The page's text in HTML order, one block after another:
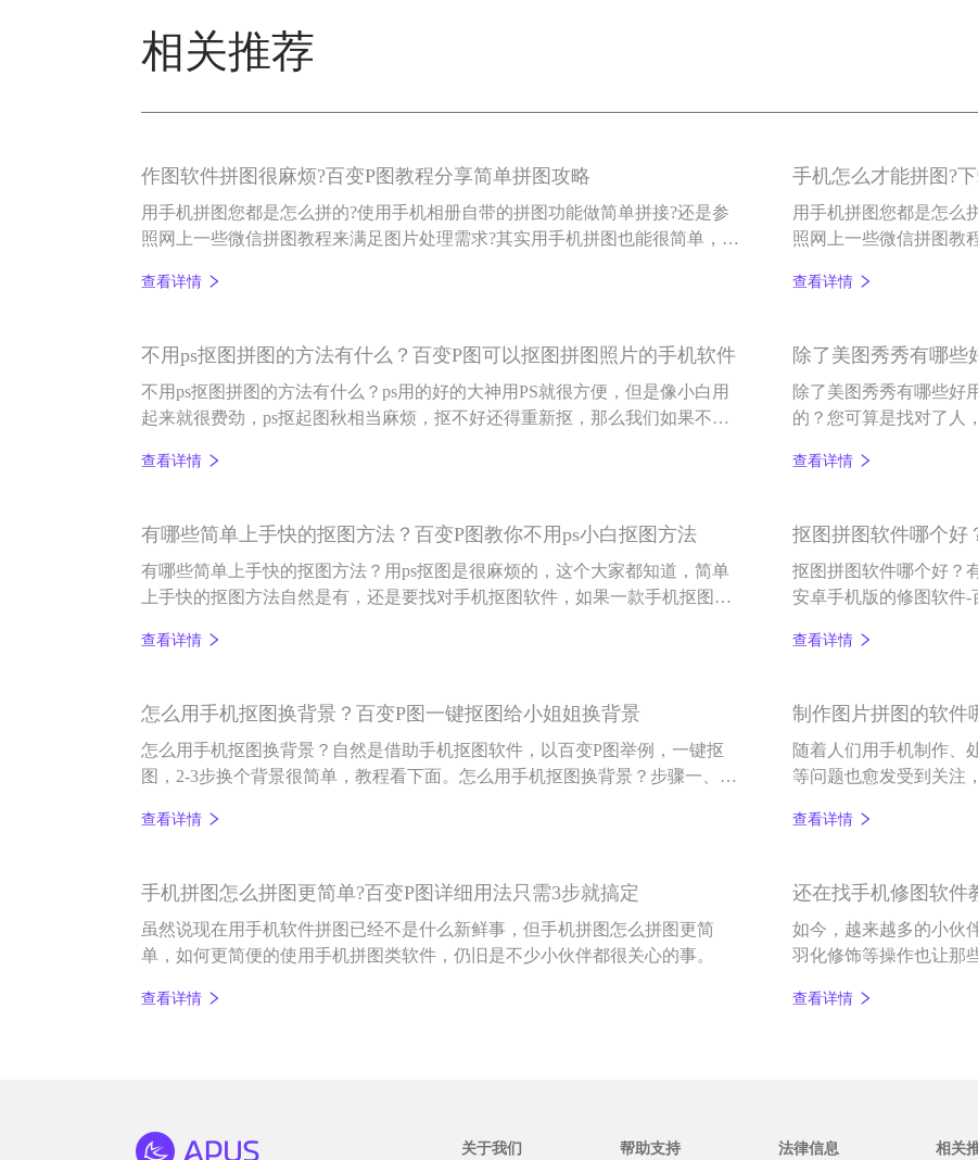
相关推荐
作图软件拼图很麻烦?百变P图教程分享简单拼图攻略
用手机拼图您都是怎么拼的?使用手机相册自带的拼图功能做简单拼接?还是参
照网上一些微信拼图教程来满足图片处理需求?其实用手机拼图也能很简单，下
查看详情
手机怎么才能拼图?
用手机拼图您都是怎么
照网上一些微信拼图教
查看详情
不用ps抠图拼图的方法有什么？百变P图可以抠图拼图照片的手机软件
不用ps抠图拼图的方法有什么？ps用的好的大神用PS就很方便，但是像小白用
起来就很费劲，ps抠起图秋相当麻烦，抠不好还得重新抠，那么我们如果不用p
图软件，一键可以抠图，如果是抠完图换背景，或者把手机照片拼在一起，它
查看详情
除了美图秀秀有哪些
除了美图秀秀有哪些好
的？您可算是找对了人
查看详情
有哪些简单上手快的抠图方法？百变P图教你不用ps小白抠图方法
有哪些简单上手快的抠图方法？用ps抠图是很麻烦的，这个大家都知道，简单
上手快的抠图方法自然是有，还是要找对手机抠图软件，如果一款手机抠图软
款图片编辑和AI智能抠图编辑软件，还具有一键抠图2-3步就可以换背景功能。
查看详情
抠图拼图软件哪个好
抠图拼图软件哪个好？
安卓手机版的修图软件-
起，无论您想要哪个功
查看详情
怎么用手机抠图换背景？百变P图一键抠图给小姐姐换背景
怎么用手机抠图换背景？自然是借助手机抠图软件，以百变P图举例，一键抠
图，2-3步换个背景很简单，教程看下面。怎么用手机抠图换背景？步骤一、首
像图片，选择打开即抠好图，如下图：
查看详情
制作图片拼图的软件
随着人们用手机制作、
等问题也愈发受到关注
查看详情
手机拼图怎么拼图更简单?百变P图详细用法只需3步就搞定
虽然说现在用手机软件拼图已经不是什么新鲜事，但手机拼图怎么拼图更简
单，如何更简便的使用手机拼图类软件，仍旧是不少小伙伴都很关心的事。
查看详情
还在找手机修图软件
如今，越来越多的小伙
羽化修饰等操作也让那
那么难，今天小编就以
查看详情
关于我们 帮助支持 法律信息 相关